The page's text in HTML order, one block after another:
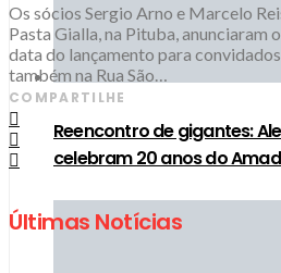
Reencontro de gigantes:
celebram 20 anos do
Os sócios Sergio Arno e Marcelo
Pasta Gialla, na Pituba, anunciaram
data do lançamento para
também na Rua São…
COMPARTILHE
Últimas Notícias